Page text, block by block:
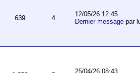
639 4
12/05/26 12:45
Dernier messagepar
25/04/26 08:43